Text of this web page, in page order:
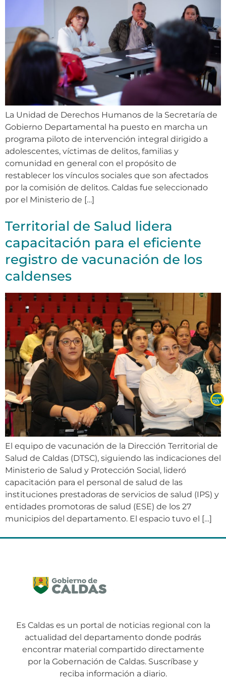
La Unidad de Derechos Humanos de la Secretaría de
Gobierno Departamental ha puesto en marcha un
programa piloto de intervención integral dirigido a
adolescentes, víctimas de delitos, familias y
comunidad en general con el propósito de
restablecer los vínculos sociales que son afectados
por la comisión de delitos. Caldas fue seleccionado
por el Ministerio de […]
Territorial de Salud lidera
capacitación para el eficiente
registro de vacunación de los
caldenses
El equipo de vacunación de la Dirección Territorial de
Salud de Caldas (DTSC), siguiendo las indicaciones del
Ministerio de Salud y Protección Social, lideró
capacitación para el personal de salud de las
instituciones prestadoras de servicios de salud (IPS) y
entidades promotoras de salud (ESE) de los 27
municipios del departamento. El espacio tuvo el […]
Es Caldas es un portal de noticias regional con la
actualidad del departamento donde podrás
encontrar material compartido directamente
por la Gobernación de Caldas. Suscríbase y
reciba información a diario.